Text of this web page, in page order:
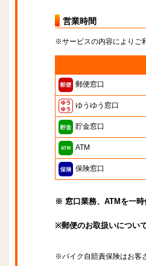
営業時間
※サービスの内容によりご
郵便窓口
ゆうゆう窓口
貯金窓口
ATM
保険窓口
※ 窓口業務、ATMを一時
※郵便のお取扱いについ
※バイク自賠責保険はお客